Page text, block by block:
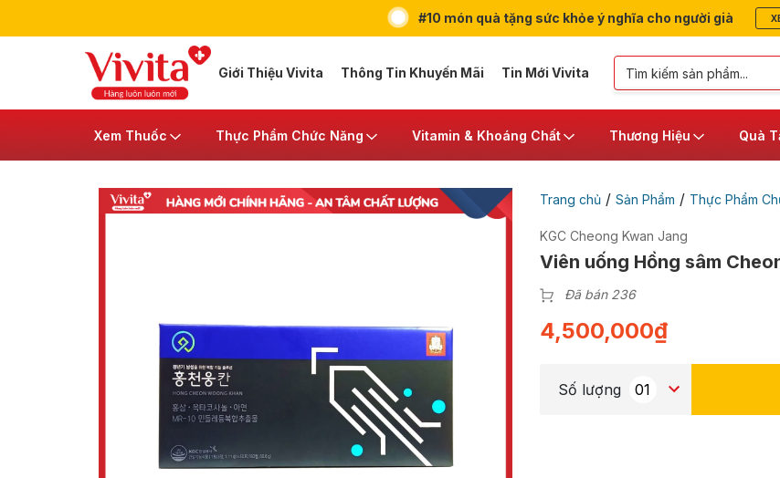
#10 món quà tặng sức khỏe ý nghĩa cho người già
Giới Thiệu Vivita Thông Tin Khuyến Mãi Tin Mới Vivita
Xem Thuốc Thực Phẩm Chức Năng Vitamin & Khoáng Chất Thương Hiệu Quà
Trang chủ/ Sản Phẩm / Thực Phẩm
KGC Cheong Kwan Jang
Viên uống Hồng sâm
Đã bán 236
4,500,000₫
Số lượng